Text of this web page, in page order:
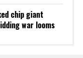
chip giant
war looms